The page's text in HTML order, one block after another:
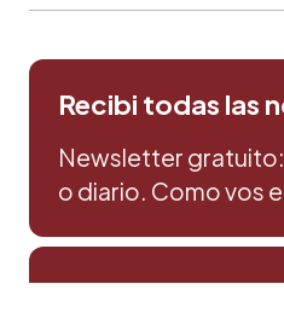
Recibi todas las
Newsletter
o diario. Como vos
Prensa &